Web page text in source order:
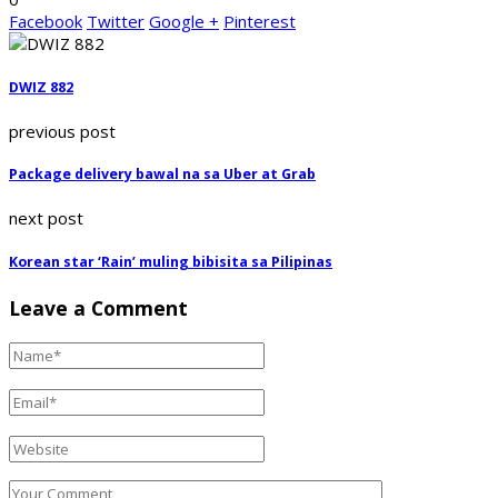
Facebook Twitter Google + Pinterest
DWIZ 882
previous post
Package delivery bawal na sa Uber at Grab
next post
Korean star ‘Rain’ muling bibisita sa Pilipinas
Leave a Comment